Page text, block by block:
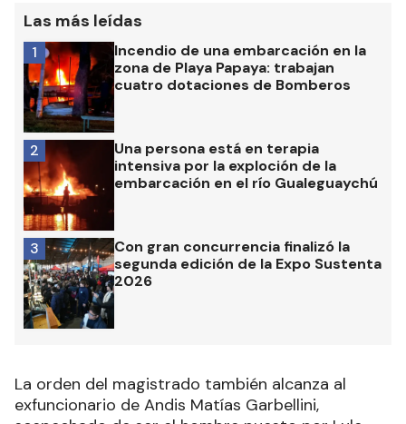
Las más leídas
Incendio de una embarcación en la
zona de Playa Papaya: trabajan
cuatro dotaciones de Bomberos
1
Una persona está en terapia
intensiva por la exploción de la
embarcación en el río Gualeguaychú
2
Con gran concurrencia finalizó la
segunda edición de la Expo Sustenta
2026
3
La orden del magistrado también alcanza al
exfuncionario de Andis Matías Garbellini,